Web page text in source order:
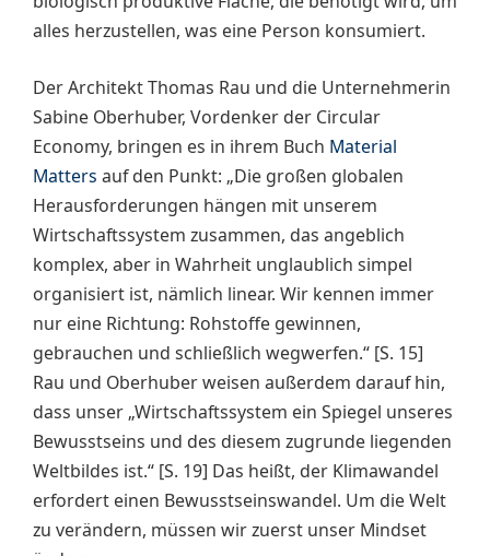
alles herzustellen, was eine Person konsumiert.
Der Architekt Thomas Rau und die Unternehmerin
Sabine Oberhuber, Vordenker der Circular
Economy, bringen es in ihrem Buch Material
Matters auf den Punkt: „Die großen globalen
Herausforderungen hängen mit unserem
Wirtschaftssystem zusammen, das angeblich
komplex, aber in Wahrheit unglaublich simpel
organisiert ist, nämlich linear. Wir kennen immer
nur eine Richtung: Rohstoffe gewinnen,
gebrauchen und schließlich wegwerfen.“ [S. 15]
Rau und Oberhuber weisen außerdem darauf hin,
dass unser „Wirtschaftssystem ein Spiegel unseres
Bewusstseins und des diesem zugrunde liegenden
Weltbildes ist.“ [S. 19] Das heißt, der Klimawandel
erfordert einen Bewusstseinswandel. Um die Welt
zu verändern, müssen wir zuerst unser Mindset